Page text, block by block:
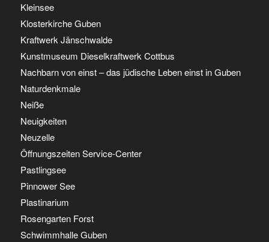
Kleinsee
Klosterkirche Guben
Kraftwerk Jänschwalde
Kunstmuseum Dieselkraftwerk Cottbus
Nachbarn von einst – das jüdische Leben einst in Guben
Naturdenkmale
Neiße
Neuigkeiten
Neuzelle
Öffnungszeiten Service-Center
Pastlingsee
Pinnower See
Plastinarium
Rosengarten Forst
Schwimmhalle Guben